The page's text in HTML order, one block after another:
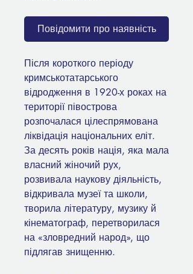
Повідомити про наявність
Після короткого періоду
кримськотатарського
відродження в 1920-х роках на
території півострова
розпочалася цілеспрямована
ліквідація національних еліт.
За десять років нація, яка мала
власний жіночий рух,
розвивала наукову діяльність,
відкривала музеї та школи,
творила літературу, музику й
кінематограф, перетворилася
на «зловредний народ», що
підлягав знищенню.